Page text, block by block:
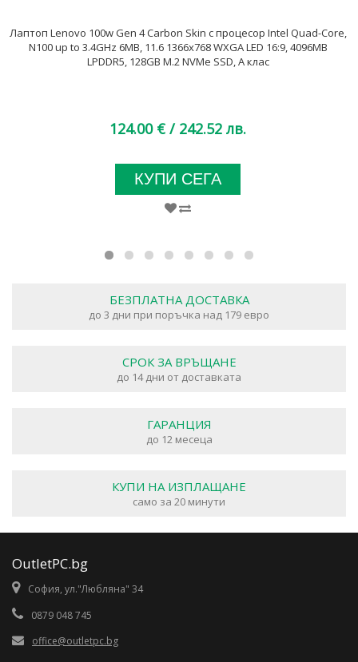
Лаптоп Lenovo 100w Gen 4 Carbon Skin с процесор Intel Quad-Core,
N100 up to 3.4GHz 6MB, 11.6 1366x768 WXGA LED 16:9, 4096MB
LPDDR5, 128GB M.2 NVMe SSD, A клас
124.00 € / 242.52 лв.
КУПИ СЕГА
БЕЗПЛАТНА ДОСТАВКА
до 3 дни при поръчка над 179 евро
СРОК ЗА ВРЪЩАНЕ
до 14 дни от доставката
ГАРАНЦИЯ
до 12 месеца
КУПИ НА ИЗПЛАЩАНЕ
само за 20 минути
OutletPC.bg
София, ул."Любляна" 34
0879 048 745
office@outletpc.bg